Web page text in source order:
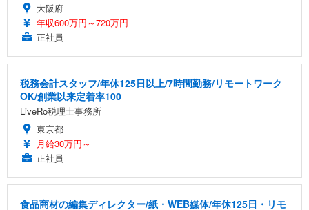
大阪府
年収600万円～720万円
正社員
税務会計スタッフ/年休125日以上/7時間勤務/リモートワーク
OK/創業以来定着率100
LiveRo税理士事務所
東京都
月給30万円～
正社員
食品商材の編集ディレクター/紙・WEB媒体/年休125日・リモ